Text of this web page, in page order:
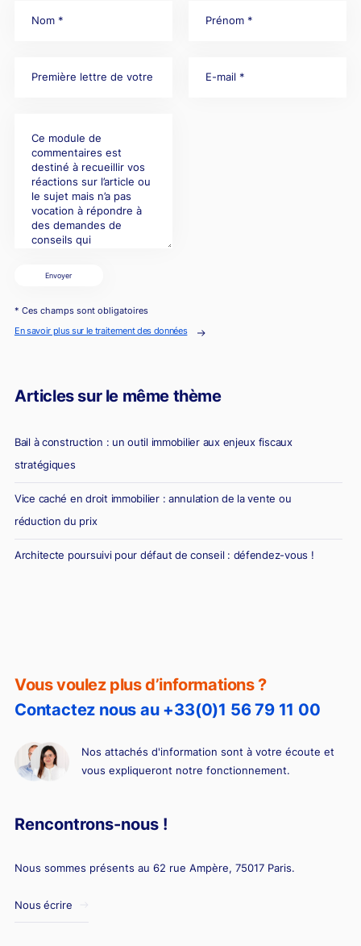
Vous voulez plus d’informations ?
Contactez nous au +33(0)1 56 79 11 00
Nos attachés d'information sont à votre écoute et
vous expliqueront notre fonctionnement.
Rencontrons-nous !
Nous sommes présents au 62 rue Ampère, 75017 Paris.
Nous écrire
Envoyer
* Ces champs sont obligatoires
En savoir plus sur le traitement des données
Articles sur le même thème
Bail à construction : un outil immobilier aux enjeux fiscaux
stratégiques
Vice caché en droit immobilier : annulation de la vente ou
réduction du prix
Architecte poursuivi pour défaut de conseil : défendez-vous !